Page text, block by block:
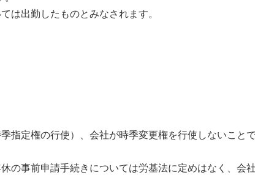
は出勤したものとみなされます。
指定権の行使）、会社が時季変更権を行使しないこと
の事前申請手続きについては労基法に定めはなく、会社